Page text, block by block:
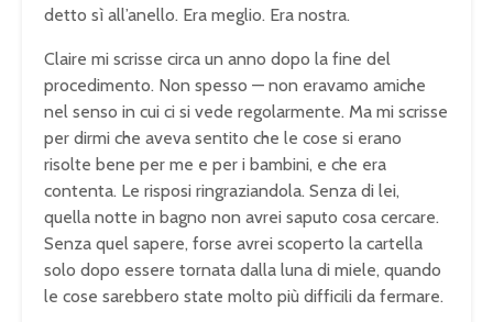
detto sì all’anello. Era meglio. Era nostra.
Claire mi scrisse circa un anno dopo la fine del
procedimento. Non spesso — non eravamo amiche
nel senso in cui ci si vede regolarmente. Ma mi scrisse
per dirmi che aveva sentito che le cose si erano
risolte bene per me e per i bambini, e che era
contenta. Le risposi ringraziandola. Senza di lei,
quella notte in bagno non avrei saputo cosa cercare.
Senza quel sapere, forse avrei scoperto la cartella
solo dopo essere tornata dalla luna di miele, quando
le cose sarebbero state molto più difficili da fermare.